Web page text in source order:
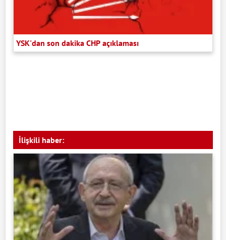
YSK'dan son dakika CHP açıklaması
İlişkili haber: